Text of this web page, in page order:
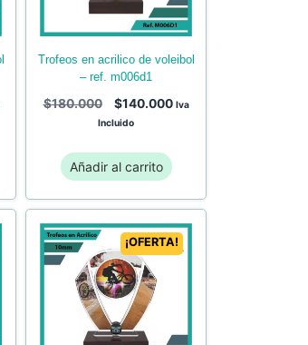
trofeos en acrilico de voleibol
– ref. m006d1
$180.000 $140.000 Iva
Incluido
Añadir al carrito
¡OFERTA!